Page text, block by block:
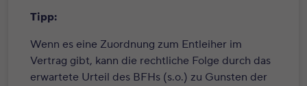
Tipp:
Wenn es eine Zuordnung zum Entleiher im
Vertrag gibt, kann die rechtliche Folge durch das
erwartete Urteil des BFHs (s.o.) zu Gunsten der